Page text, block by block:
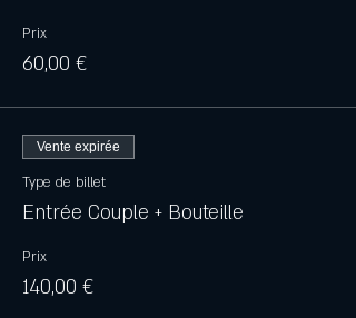
Prix
60,00 €
Vente expirée
Type de billet
Entrée Couple + Bouteille
Prix
140,00 €